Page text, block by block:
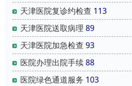
天津医院复诊约检查 113
天津医院送取病理 89
天津医院加急检查 93
医院办理出院手续88
医院绿色通道服务 103